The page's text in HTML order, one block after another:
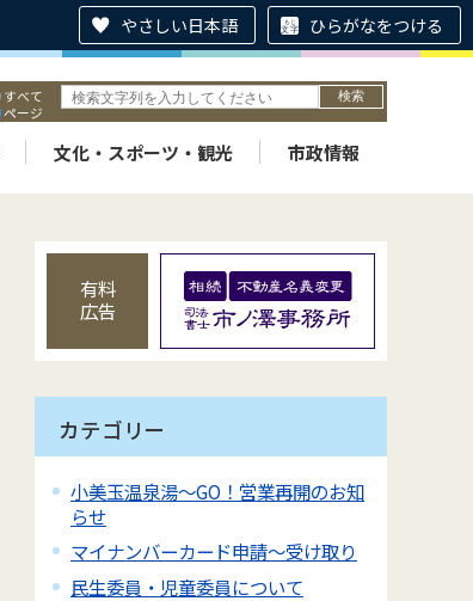
やさしい日本語 ひらがなをつける
すべて
ページ
文化・スポーツ・観光 市政情報
有料
広告
カテゴリー
小美玉温泉湯～GO！営業再開のお知
らせ
マイナンバーカード申請～受け取り
民生委員・児童委員について